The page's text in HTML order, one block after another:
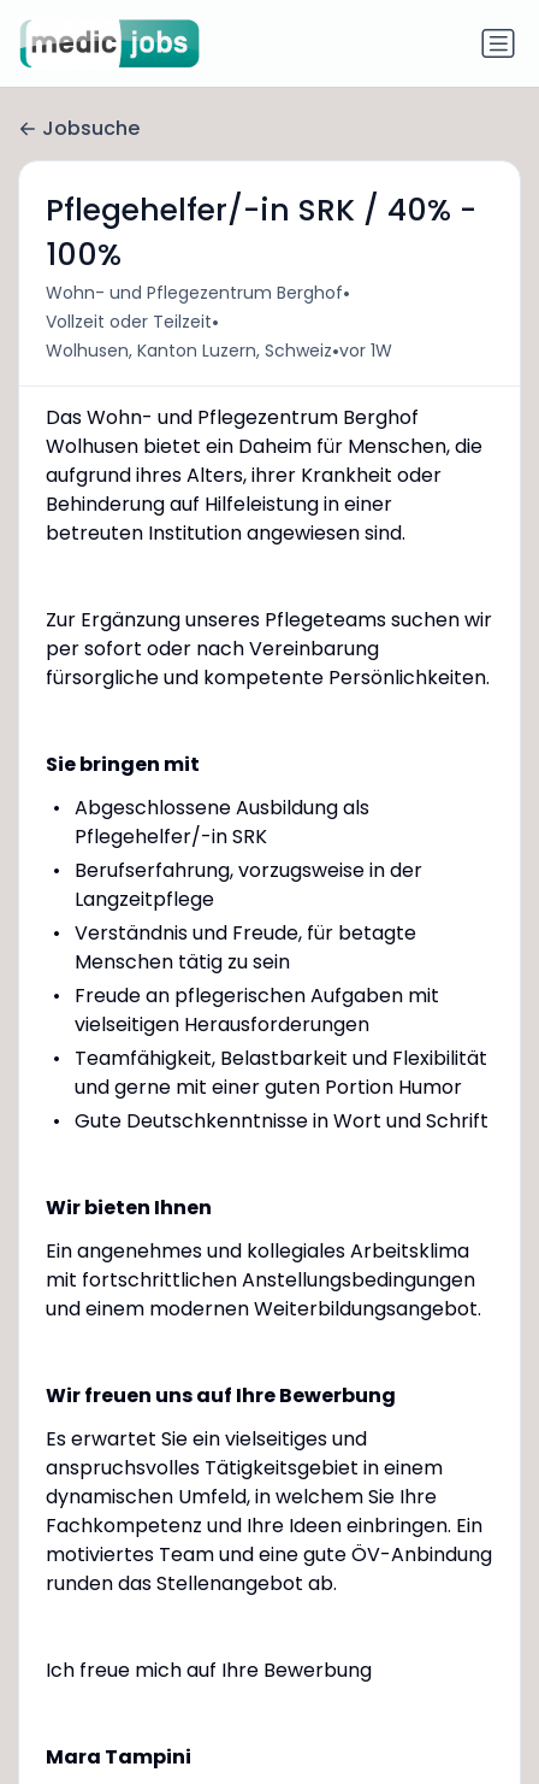
Jobsuche
Pflegehelfer/-in SRK / 40% -
100%
Wohn- und Pflegezentrum Berghof•
Vollzeit oder Teilzeit•
Wolhusen, Kanton Luzern, Schweiz•vor 1W
Das Wohn- und Pflegezentrum Berghof
Wolhusen bietet ein Daheim für Menschen, die
aufgrund ihres Alters, ihrer Krankheit oder
Behinderung auf Hilfeleistung in einer
betreuten Institution angewiesen sind.
Zur Ergänzung unseres Pflegeteams suchen wir
per sofort oder nach Vereinbarung
fürsorgliche und kompetente Persönlichkeiten.
Sie bringen mit
Abgeschlossene Ausbildung als
Pflegehelfer/-in SRK
Berufserfahrung, vorzugsweise in der
Langzeitpflege
Verständnis und Freude, für betagte
Menschen tätig zu sein
Freude an pflegerischen Aufgaben mit
vielseitigen Herausforderungen
Teamfähigkeit, Belastbarkeit und Flexibilität
und gerne mit einer guten Portion Humor
Gute Deutschkenntnisse in Wort und Schrift
Wir bieten Ihnen
Ein angenehmes und kollegiales Arbeitsklima
mit fortschrittlichen Anstellungsbedingungen
und einem modernen Weiterbildungsangebot.
Wir freuen uns auf Ihre Bewerbung
Es erwartet Sie ein vielseitiges und
anspruchsvolles Tätigkeitsgebiet in einem
dynamischen Umfeld, in welchem Sie Ihre
Fachkompetenz und Ihre Ideen einbringen. Ein
motiviertes Team und eine gute ÖV-Anbindung
runden das Stellenangebot ab.
Ich freue mich auf Ihre Bewerbung
Mara Tampini